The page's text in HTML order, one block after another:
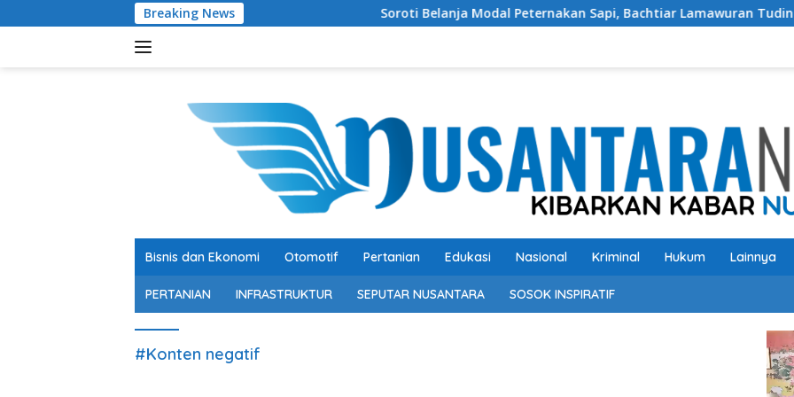
ke
Breaking News Soroti Belanja Modal Peternakan Sapi, Bachtiar Lamawuran Tuding Pemda
Bisnis dan Ekonomi Otomotif Pertanian Edukasi Nasional Kriminal Hukum Lainnya
PERTANIAN INFRASTRUKTUR SEPUTAR NUSANTARA SOSOK INSPIRATIF
#Konten negatif